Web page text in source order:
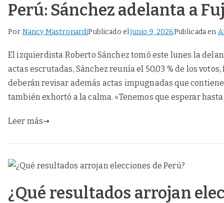
Perú: Sánchez adelanta a
Por Nancy MastronardiPublicado eljunio 9, 2026Publicada en
El izquierdista Roberto Sánchez tomó este lunes la
actas escrutadas, Sánchez reunía el 50,03 % de los
deberán revisar además actas impugnadas que
también exhortó a la calma. «Tenemos que esperar
Leer más
¿Qué resultados arrojan